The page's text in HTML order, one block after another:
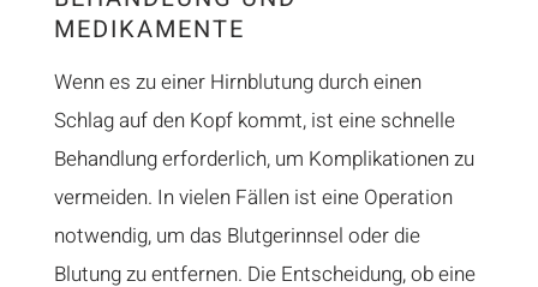
MEDIKAMENTE
Wenn es zu einer Hirnblutung durch einen
Schlag auf den Kopf kommt, ist eine schnelle
Behandlung erforderlich, um Komplikationen zu
vermeiden. In vielen Fällen ist eine Operation
notwendig, um das Blutgerinnsel oder die
Blutung zu entfernen. Die Entscheidung, ob eine